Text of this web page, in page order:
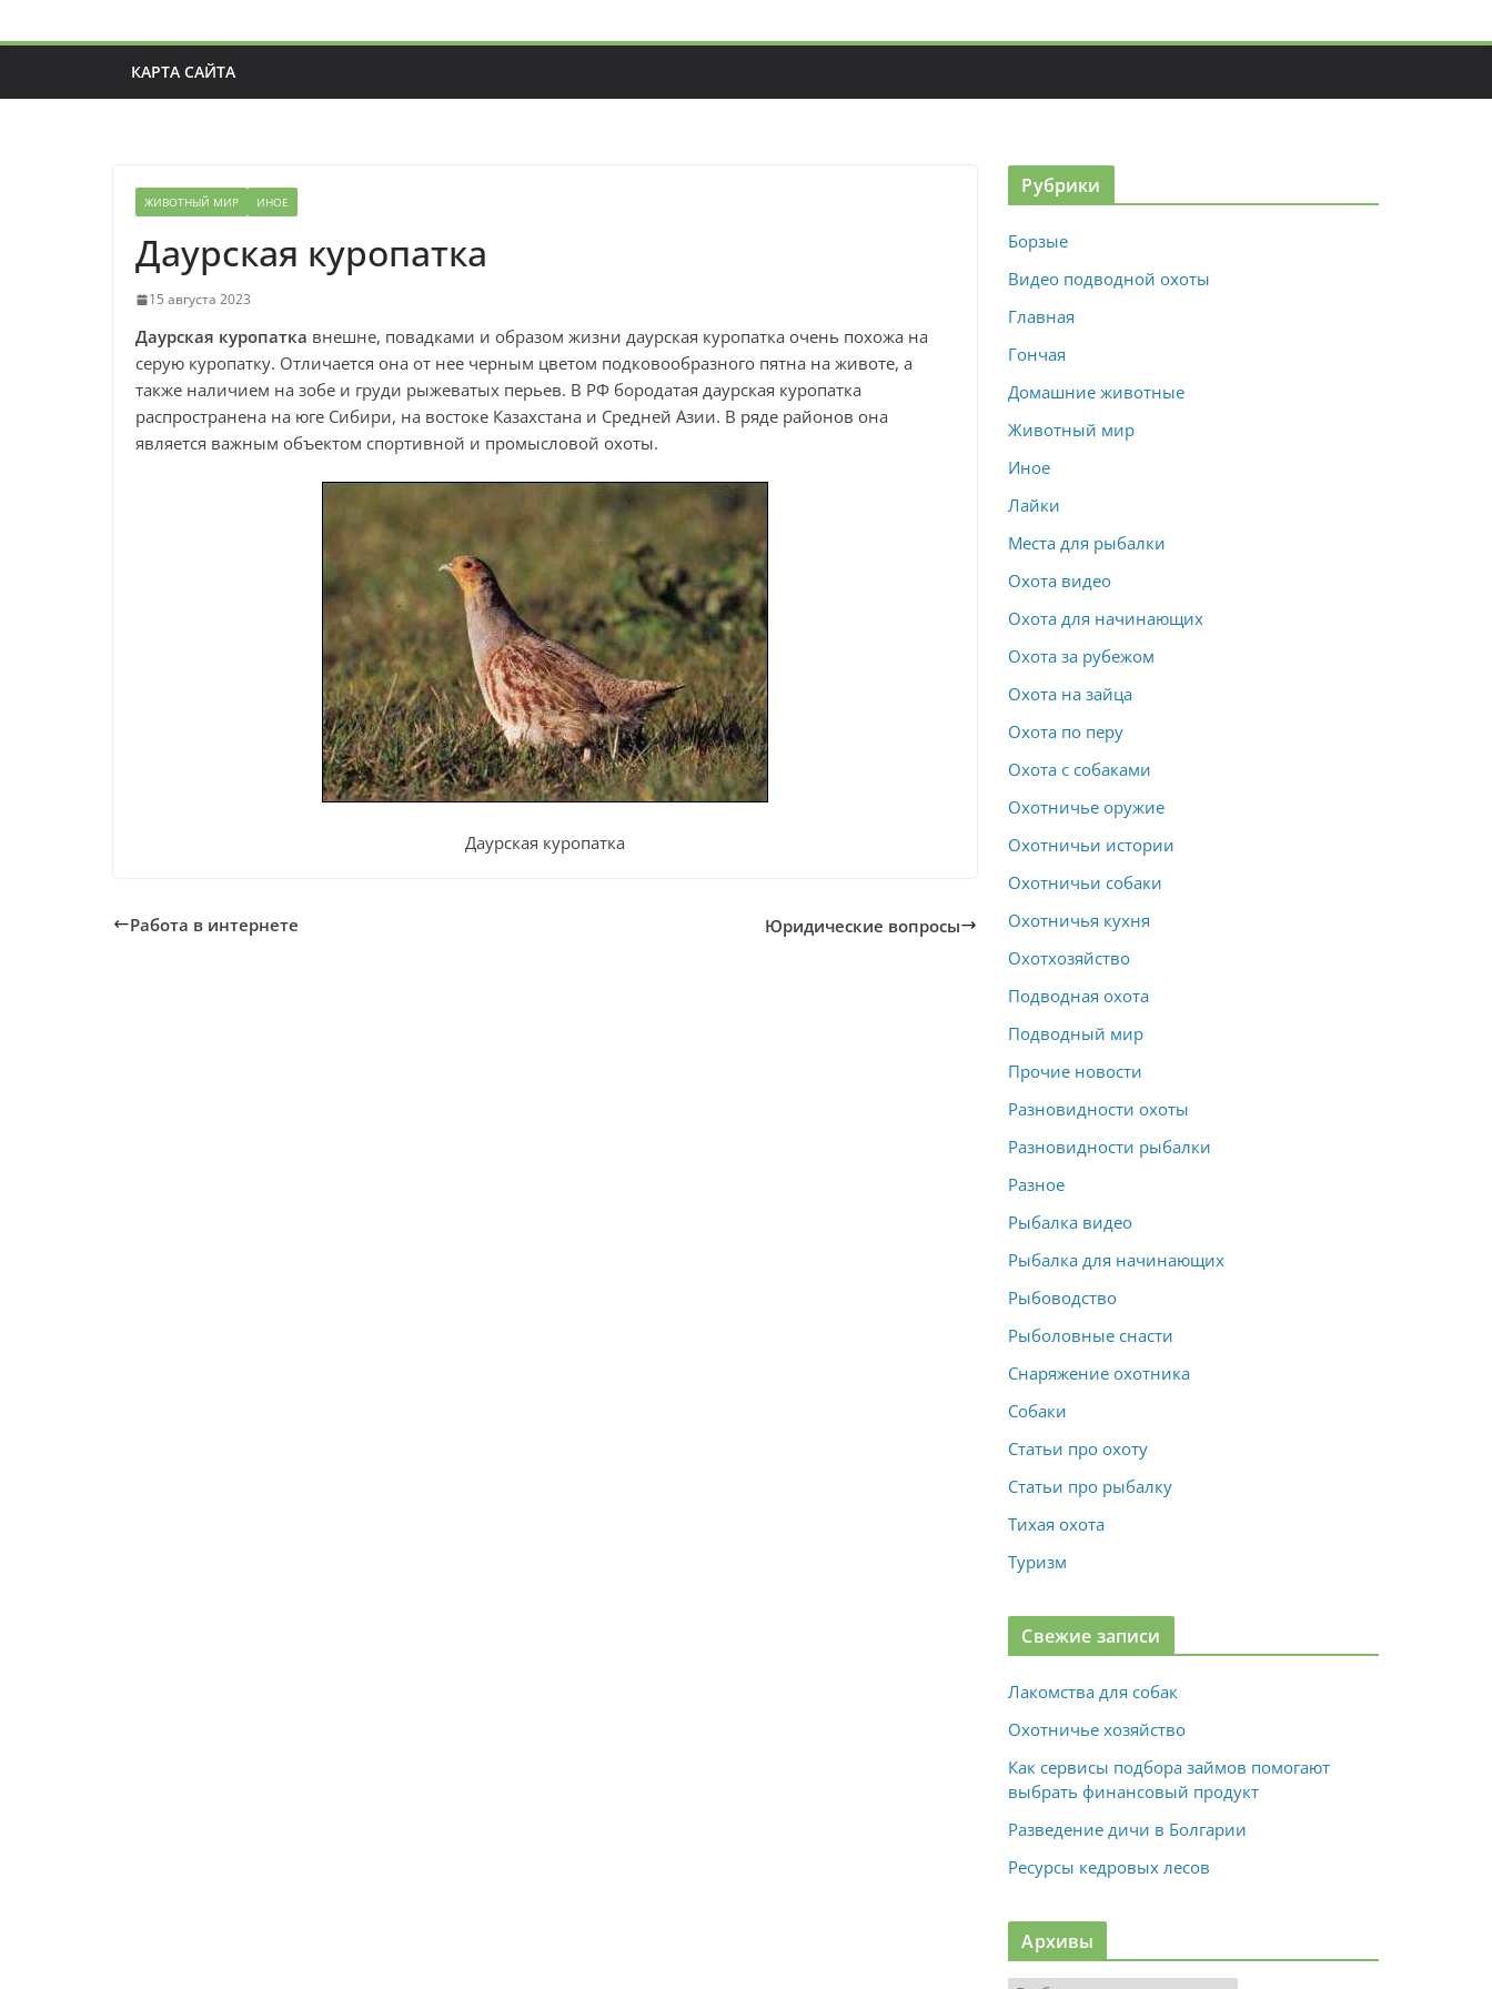
КАРТА САЙТА
ЖИВОТНЫЙ МИР ИНОЕ
Даурская куропатка
15 августа 2023
Даурская куропатка внешне, повадками и образом жизни даурская куропатка очень похожа на
серую куропатку. Отличается она от нее черным цветом подковообразного пятна на животе, а
также наличием на зобе и груди рыжеватых перьев. В РФ бородатая даурская куропатка
распространена на юге Сибири, на востоке Казахстана и Средней Азии. В ряде районов она
является важным объектом спортивной и промысловой охоты.
Даурская куропатка
Работа в интернете Юридические вопросы
Рубрики
Борзые
Видео подводной охоты
Главная
Гончая
Домашние животные
Животный мир
Иное
Лайки
Места для рыбалки
Охота видео
Охота для начинающих
Охота за рубежом
Охота на зайца
Охота по перу
Охота с собаками
Охотничье оружие
Охотничьи истории
Охотничьи собаки
Охотничья кухня
Охотхозяйство
Подводная охота
Подводный мир
Прочие новости
Разновидности охоты
Разновидности рыбалки
Разное
Рыбалка видео
Рыбалка для начинающих
Рыбоводство
Рыболовные снасти
Снаряжение охотника
Собаки
Статьи про охоту
Статьи про рыбалку
Тихая охота
Туризм
Свежие записи
Лакомства для собак
Охотничье хозяйство
Как сервисы подбора займов помогают
выбрать финансовый продукт
Разведение дичи в Болгарии
Ресурсы кедровых лесов
Архивы